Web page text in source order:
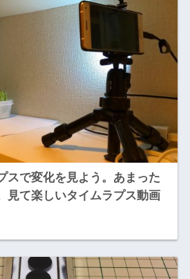
スで変化を見よう。あまった
見て楽しいタイムラプス動画